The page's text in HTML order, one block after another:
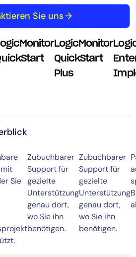
Sie uns
LogicMonitor
QuickStart
Plus
Sie
Zubuchbarer
Support für
gezielte
Unterstützung
genau dort,
wo Sie ihn
benötigen.
Zubuchbarer
Support für
gezielte
Unterstützung
genau dort,
wo Sie ihn
benötigen.